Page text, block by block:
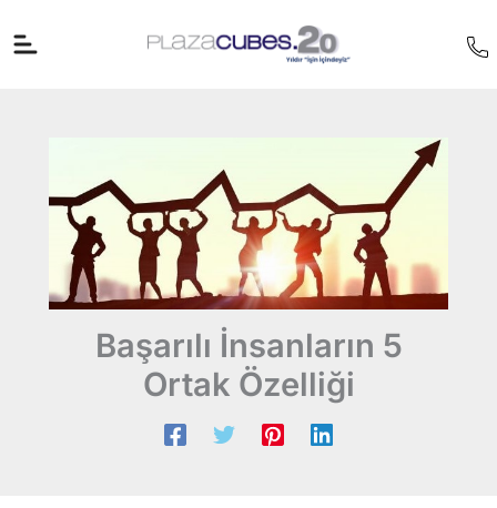
atla
Başarılı İnsanların 5
Ortak Özelliği